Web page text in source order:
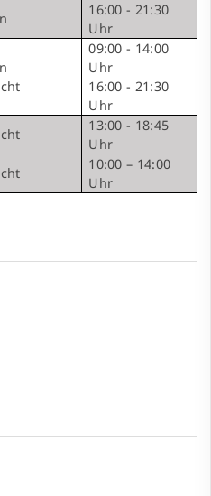
16:00 - 21:30
Uhr
09:00 - 14:00
Uhr
16:00 - 21:30
Uhr
13:00 - 18:45
Uhr
10:00 – 14:00
Uhr